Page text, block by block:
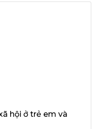
hội ở trẻ em và